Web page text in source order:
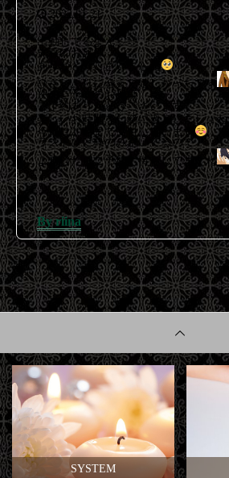
2022.01.21
出勤してるよん♡♡
先程のお兄様
ありがとうございました
！
ひさしぶりに会えて嬉しかったです
次のご予約のお兄様
ご予約ありがとうございます！
楽しいお時間を一緒に過ごしましょね
今日は20時まで受付しています
ラストひと枠のみ空いてるので
よかったらご予約お待ちしてますね
By riina
SYSTEM